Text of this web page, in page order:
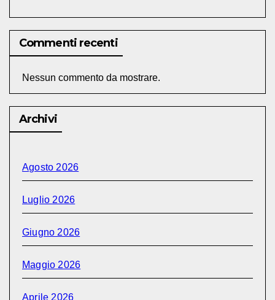
Commenti recenti
Nessun commento da mostrare.
Archivi
Agosto 2026
Luglio 2026
Giugno 2026
Maggio 2026
Aprile 2026